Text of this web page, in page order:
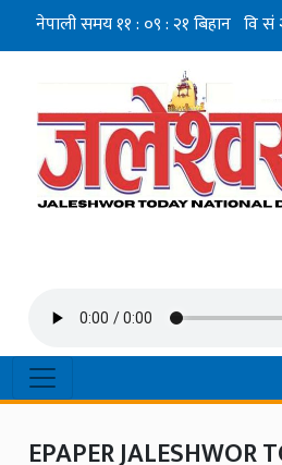
EPAPER JALESHWOR